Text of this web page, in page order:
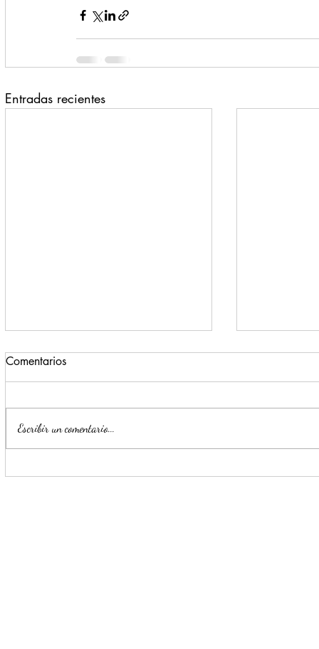
Entradas recientes
Inicia el registro a la Pensión
Comentarios
Escribir un comentario...